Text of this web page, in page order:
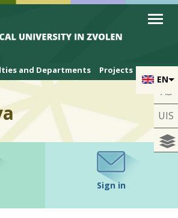
EN
and Departments Projects
Aa
UIS
Sign in